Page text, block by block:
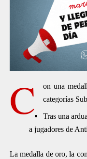
C
on una
categorías
Tras una
a jugadores de
La medalla de oro, la